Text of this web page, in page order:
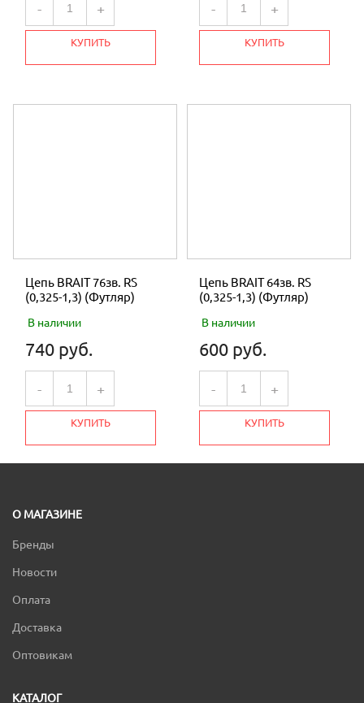
- +
КУПИТЬ
- +
КУПИТЬ
Цепь BRAIT 76зв. RS
(0,325-1,3) (Футляр)
В наличии
740 руб.
- +
КУПИТЬ
Цепь BRAIT 64зв. RS
(0,325-1,3) (Футляр)
В наличии
600 руб.
- +
КУПИТЬ
О МАГАЗИНЕ
Бренды
Новости
Оплата
Доставка
Оптовикам
КАТАЛОГ